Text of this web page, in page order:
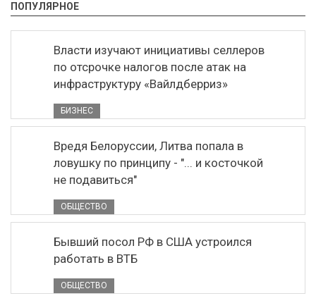
ПОПУЛЯРНОЕ
Власти изучают инициативы селлеров
по отсрочке налогов после атак на
инфраструктуру «Вайлдберриз»
БИЗНЕС
Вредя Белоруссии, Литва попала в
ловушку по принципу - "... и косточкой
не подавиться"
ОБЩЕСТВО
Бывший посол РФ в США устроился
работать в ВТБ
ОБЩЕСТВО